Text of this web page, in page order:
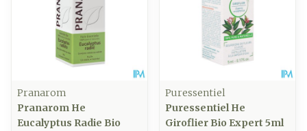
Pranarom
Pranarom He
Eucalyptus Radie Bio
Puressentiel
Puressentiel He
Giroflier Bio Expert 5ml